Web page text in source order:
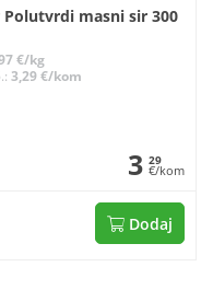
Polutvrdi masni sir 300
€/kg
3,29 €/kom
3 29
€/kom
Dodaj